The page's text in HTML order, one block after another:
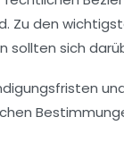
Zu den
sollten sich